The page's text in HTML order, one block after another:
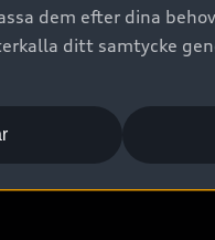
dem efter dina
ditt samtycke